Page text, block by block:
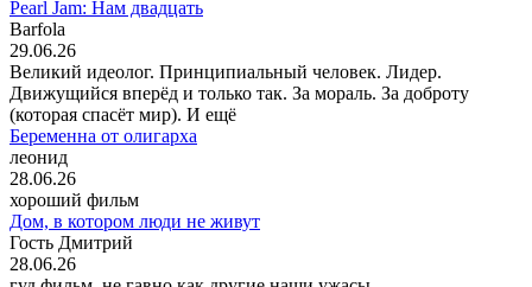
Pearl Jam: Нам двадцать
Barfola
29.06.26
Великий идеолог. Принципиальный человек. Лидер.
Движущийся вперёд и только так. За мораль. За доброту
(которая спасёт мир). И ещё
Беременна от олигарха
леонид
28.06.26
хороший фильм
Дом, в котором люди не живут
Гость Дмитрий
28.06.26